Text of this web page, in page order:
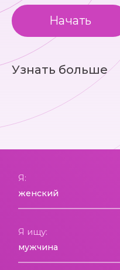
Начать
Узнать больше
Я:
Я ищу: